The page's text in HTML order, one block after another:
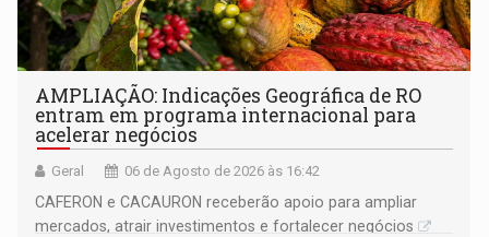
AMPLIAÇÃO: Indicações Geográfica de RO
entram em programa internacional para
acelerar negócios
Geral 06 de Agosto de 2026 às 16:42
CAFERON e CACAURON receberão apoio para ampliar
mercados, atrair investimentos e fortalecer negócios